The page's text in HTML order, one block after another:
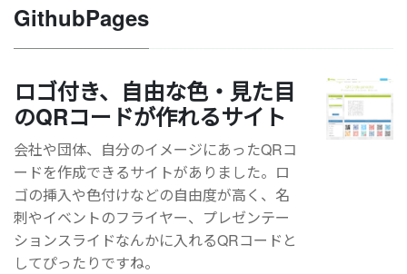
GithubPages
ロゴ付き、自由な色・見た目
のQRコードが作れるサイト
会社や団体、自分のイメージにあったQRコ
ードを作成できるサイトがありました。ロ
ゴの挿入や色付けなどの自由度が高く、名
刺やイベントのフライヤー、プレゼンテー
ションスライドなんかに入れるQRコードと
してぴったりですね。